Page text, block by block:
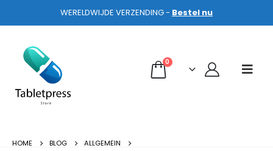
WERELDWIJDE VERZENDING - Bestel nu
0
HOME BLOG
ALLGEMEIN